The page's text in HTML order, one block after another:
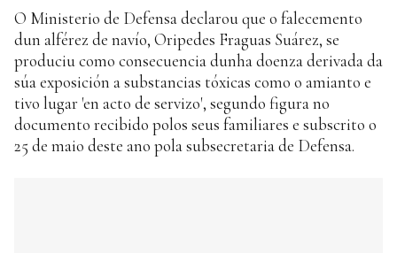
O Ministerio de Defensa declarou que o falecemento
dun alférez de navío, Oripedes Fraguas Suárez, se
produciu como consecuencia dunha doenza derivada da
súa exposición a substancias tóxicas como o amianto e
tivo lugar 'en acto de servizo', segundo figura no
documento recibido polos seus familiares e subscrito o
25 de maio deste ano pola subsecretaria de Defensa.